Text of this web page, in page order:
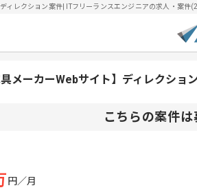
ディレクション案件| ITフリーランスエンジニアの求人・案
具メーカーWebサイト】ディレクショ
こちらの案件
円／月